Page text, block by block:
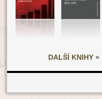
DALŠÍ KNIHY »